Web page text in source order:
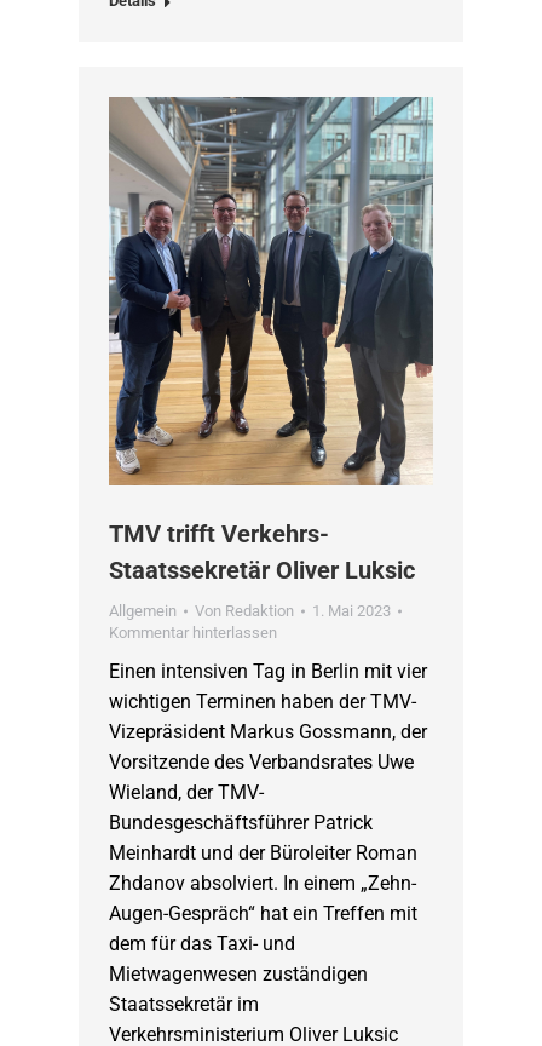
TMV trifft Verkehrs-
Staatssekretär Oliver Luksic
Allgemein Von Redaktion
1. Mai 2023
Kommentar hinterlassen
Einen intensiven Tag in Berlin mit vier
wichtigen Terminen haben der TMV-
Vizepräsident Markus Gossmann, der
Vorsitzende des Verbandsrates Uwe
Wieland, der TMV-
Bundesgeschäftsführer Patrick
Meinhardt und der Büroleiter Roman
Zhdanov absolviert. In einem „Zehn-
Augen-Gespräch“ hat ein Treffen mit
dem für das Taxi- und
Mietwagenwesen zuständigen
Staatssekretär im
Verkehrsministerium Oliver Luksic